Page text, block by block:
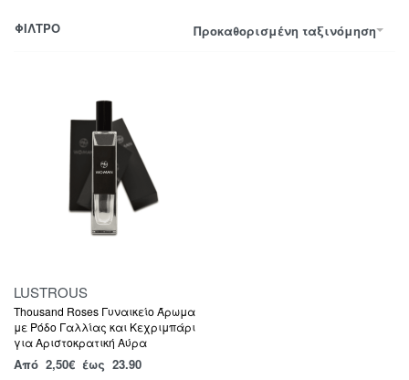
Προκαθορισμένη ταξινόμηση
ΦΙΛΤΡΟ
LUSTROUS
Thousand Roses Γυναικείο Άρωμα
με Ρόδο Γαλλίας και Κεχριμπάρι
για Αριστοκρατική Αύρα
Από 2,50€ έως 23.90